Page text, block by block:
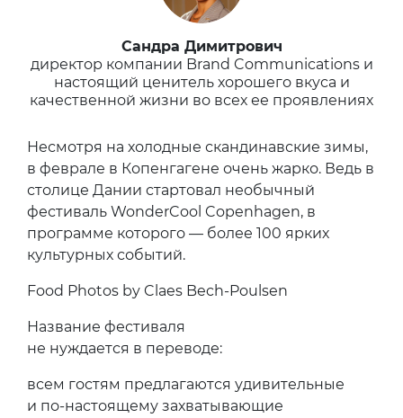
Сандра Димитрович
директор компании Brand Communications и
настоящий ценитель хорошего вкуса и
качественной жизни во всех ее проявлениях
Несмотря на холодные скандинавские зимы,
в феврале в Копенгагене очень жарко. Ведь в
столице Дании стартовал необычный
фестиваль WonderCool Copenhagen, в
программе которого — более 100 ярких
культурных событий.
Food Photos by Claes Bech-Poulsen
Название фестиваля
не нуждается в переводе:
всем гостям предлагаются удивительные
и по-настоящему захватывающие